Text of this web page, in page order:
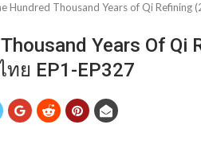
Hundred Thousand Years of Qi
Years Of
ย EP1-EP327